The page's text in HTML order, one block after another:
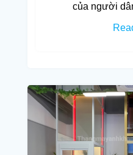
của người